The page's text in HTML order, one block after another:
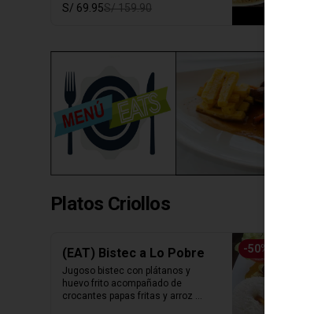
S/ 69.95S/ 159.90
Platos Criollos
-50%
(EAT) Bistec a Lo Pobre
Jugoso bistec con plátanos y
huevo frito acompañado de
crocantes papas fritas y arroz